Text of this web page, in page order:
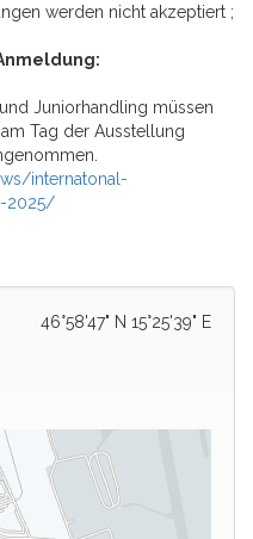
werden nicht akzeptiert ;
Juniorhandling müssen
Tag der Ausstellung
internatonal-
2025/
46°58'47" N 15°25'39" E